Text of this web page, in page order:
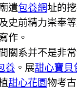
遺包養網址的
史前精力崇奉
作。
關系并不是非
養 。展甜心寶貝
甜心花園物考